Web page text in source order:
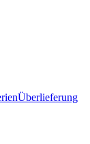
Überlieferung